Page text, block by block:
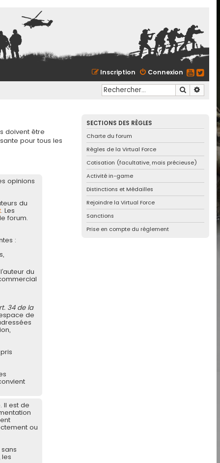
Connexion
Inscription
SECTIONS DES RÈGLES
Charte du forum
Règles de la Virtual Force
Cotisation (facultative, mais précieuse)
Activité in-game
Distinctions et Médailles
Rejoindre la Virtual Force
Sanctions
Prise en compte du réglement
doivent être
pour tous les
opinions
du
. Les
forum.
:
du
34 de la
de
Il est de
ou